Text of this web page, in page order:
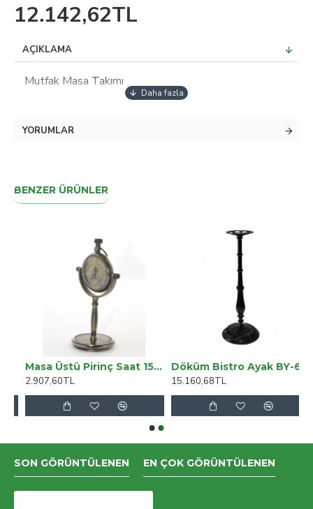
12.142,62TL
AÇIKLAMA
Mutfak Masa Takımı
YORUMLAR
BENZER ÜRÜNLER
Masa Üstü Pirinç Saat 15881
2.907,60TL
Döküm Bistro Ayak BY-6076
15.160,68TL
SON GÖRÜNTÜLENEN EN ÇOK GÖRÜNTÜLENEN